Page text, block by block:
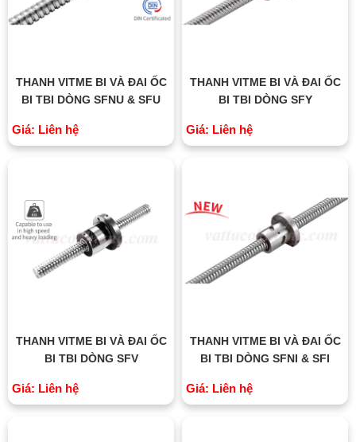
THANH VITME BI VÀ ĐAI ỐC
BI TBI DÒNG SFNU & SFU
Giá: Liên hệ
THANH VITME BI VÀ ĐAI ỐC
BI TBI DÒNG SFY
Giá: Liên hệ
THANH VITME BI VÀ ĐAI ỐC
BI TBI DÒNG SFV
Giá: Liên hệ
THANH VITME BI VÀ ĐAI ỐC
BI TBI DÒNG SFNI & SFI
Giá: Liên hệ